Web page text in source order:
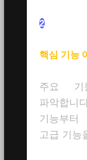
2
핵심 기능
주요 기
파악합
기능부터
고급 기능